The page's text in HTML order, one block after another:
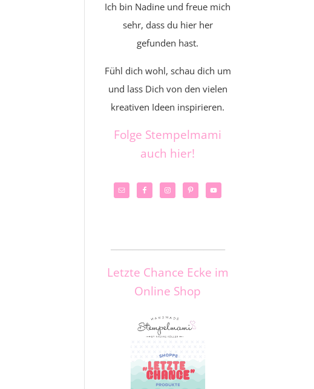
Ich bin Nadine und freue mich
sehr, dass du hier her
gefunden hast.
Fühl dich wohl, schau dich um
und lass Dich von den vielen
kreativen Ideen inspirieren.
Folge Stempelmami
auch hier!
Letzte Chance Ecke im
Online Shop